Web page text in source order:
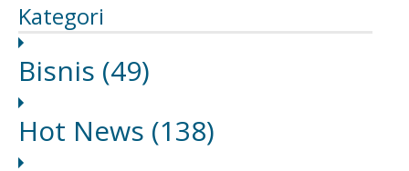
Kategori
Bisnis (49)
Hot News (138)